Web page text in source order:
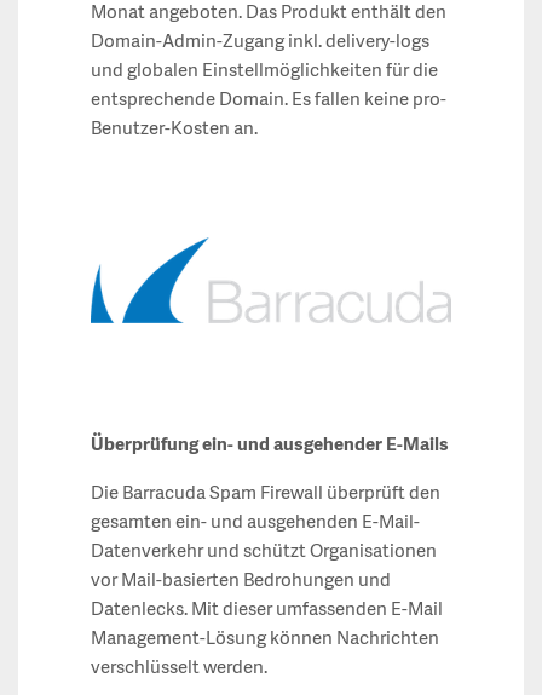
Monat angeboten. Das Produkt enthält den
Domain-Admin-Zugang inkl. delivery-logs
und globalen Einstellmöglichkeiten für die
entsprechende Domain. Es fallen keine pro-
Benutzer-Kosten an.
Überprüfung ein- und ausgehender E-Mails
Die Barracuda Spam Firewall überprüft den
gesamten ein- und ausgehenden E-Mail-
Datenverkehr und schützt Organisationen
vor Mail-basierten Bedrohungen und
Datenlecks. Mit dieser umfassenden E-Mail
Management-Lösung können Nachrichten
verschlüsselt werden.